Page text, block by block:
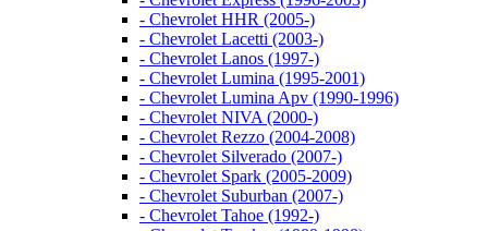
- Chevrolet HHR (2005-)
- Chevrolet Lacetti (2003-)
- Chevrolet Lanos (1997-)
- Chevrolet Lumina (1995-2001)
- Chevrolet Lumina Apv (1990-1996)
- Chevrolet NIVA (2000-)
- Chevrolet Rezzo (2004-2008)
- Chevrolet Silverado (2007-)
- Chevrolet Spark (2005-2009)
- Chevrolet Suburban (2007-)
- Chevrolet Tahoe (1992-)